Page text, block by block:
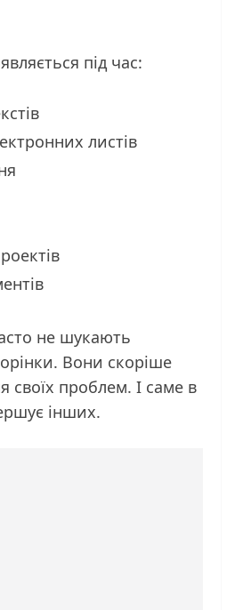
під час:
листів
не шукають
Вони скоріше
своїх проблем. І саме в
інших.